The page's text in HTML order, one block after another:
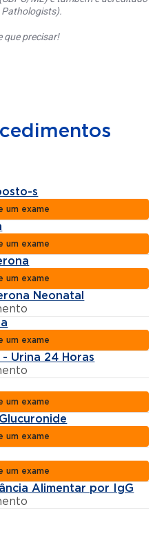
Pathologists).
que precisar!
s
um exame
um exame
um exame
Neonatal
um exame
Urina 24 Horas
um exame
um exame
um exame
Alimentar por IgG